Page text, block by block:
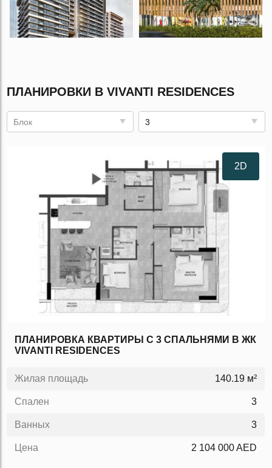
ПЛАНИРОВКИ В VIVANTI RESIDENCES
Блок 3
2D
ПЛАНИРОВКА КВАРТИРЫ C 3 СПАЛЬНЯМИ В ЖК
VIVANTI RESIDENCES
Жилая площадь 140.19 м²
Спален 3
Ванных 3
Цена 2 104 000 AED